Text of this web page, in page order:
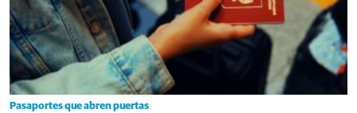
Pasaportes que abren puertas